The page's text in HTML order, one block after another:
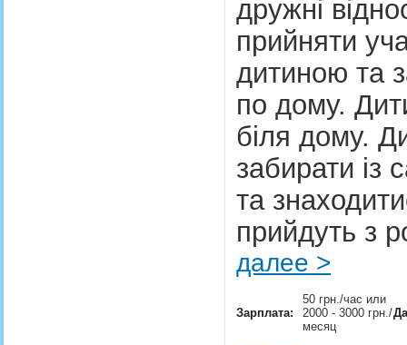
дружні
прийняти
дитиною та
по дому.
біля дому.
забирати із
та
прийдуть з
далее >
Зарплата:
50 грн./час или
2000 - 3000 грн./
месяц